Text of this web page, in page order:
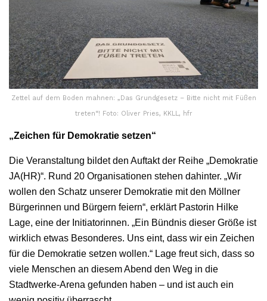
Zettel auf dem Boden mahnen: „Das Grundgesetz – Bitte nicht mit Füßen
treten“! Foto: Oliver Pries, KKLL, hfr
„Zeichen für Demokratie setzen“
Die Veranstaltung bildet den Auftakt der Reihe „Demokratie
JA(HR)“. Rund 20 Organisationen stehen dahinter. „Wir
wollen den Schatz unserer Demokratie mit den Möllner
Bürgerinnen und Bürgern feiern“, erklärt Pastorin Hilke
Lage, eine der Initiatorinnen. „Ein Bündnis dieser Größe ist
wirklich etwas Besonderes. Uns eint, dass wir ein Zeichen
für die Demokratie setzen wollen.“ Lage freut sich, dass so
viele Menschen an diesem Abend den Weg in die
Stadtwerke-Arena gefunden haben – und ist auch ein